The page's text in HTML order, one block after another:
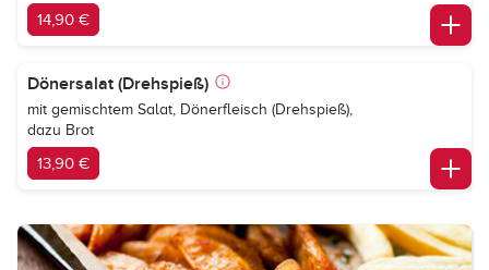
14,90 €
Dönersalat (Drehspieß)
mit gemischtem Salat, Dönerfleisch (Drehspieß),
dazu Brot
13,90 €